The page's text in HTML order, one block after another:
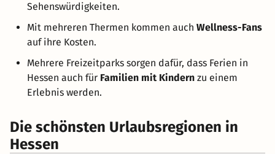
Sehenswürdigkeiten.
Mit mehreren Thermen kommen auch Wellness-Fans
auf ihre Kosten.
Mehrere Freizeitparks sorgen dafür, dass Ferien in
Hessen auch für Familien mit Kindern zu einem
Erlebnis werden.
Die schönsten Urlaubsregionen in
Hessen